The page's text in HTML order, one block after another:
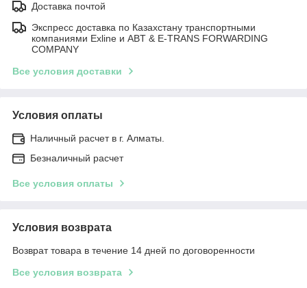
Доставка почтой
Экспресс доставка по Казахстану транспортными
компаниями Exline и ABT & E-TRANS FORWARDING
COMPANY
Все условия доставки
Условия оплаты
Наличный расчет в г. Алматы.
Безналичный расчет
Все условия оплаты
Условия возврата
Возврат товара в течение 14 дней по договоренности
Все условия возврата